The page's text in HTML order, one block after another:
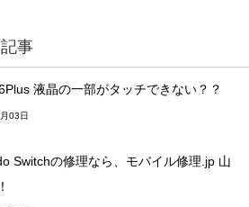
事
液晶の一部がタッチできない？？
03日
Switchの修理なら、モバイル修理.jp 山